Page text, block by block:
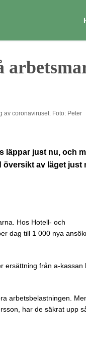
av coronaviruset. Foto: Peter
läppar just nu, och
översikt av läget just
Hos Hotell- och
dag till 1 000 nya
ersättning från a-kassan
arbetsbelastningen.
har de säkrat upp